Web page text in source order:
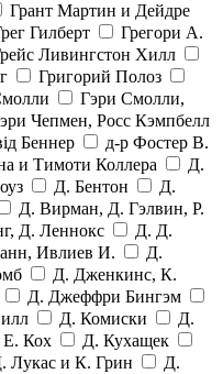
Грант Мартин и Дейдре
Гилберт
Грегори А.
Ливингстон Хилл
Григорий Полоз
Гэри Смолли,
Чепмен, Росс Кэмпбелл
Беннер
д-р Фостер В.
и Тимоти Коллера
Д.
Д. Бентон
Д.
Д. Вирман, Д. Гэлвин, Р.
Д. Леннокс
Д. Д.
Ивлиев И.
Д.
Д. Дженкинс, К.
Д. Джеффри Бингэм
Д. Комиски
Д.
Е. Кох
Д. Кухащек
Лукас и К. Грин
Д.